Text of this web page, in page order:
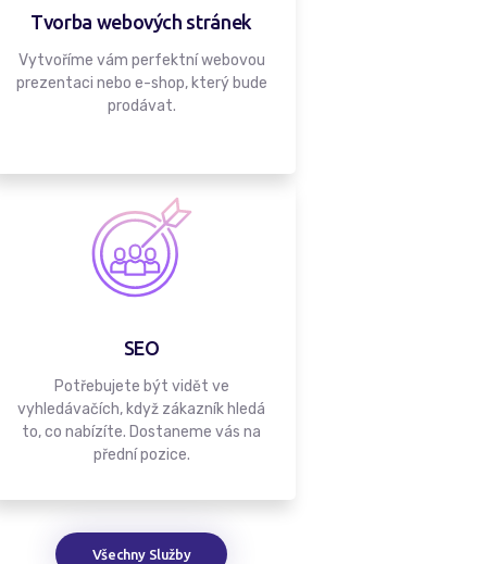
Tvorba webových stránek
Vytvoříme vám perfektní webovou
prezentaci nebo e-shop, který bude
prodávat.
SEO
Potřebujete být vidět ve
vyhledávačích, když zákazník hledá
to, co nabízíte. Dostaneme vás na
přední pozice.
Všechny Služby